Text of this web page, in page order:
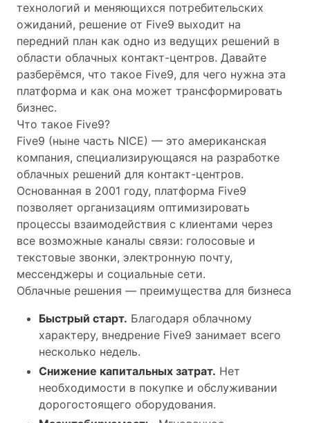
технологий и меняющихся потребительских
ожиданий, решение от Five9 выходит на
передний план как одно из ведущих решений в
области облачных контакт-центров. Давайте
разберёмся, что такое Five9, для чего нужна эта
платформа и как она может трансформировать
бизнес.
Что такое Five9?
Five9 (ныне часть NICE) — это американская
компания, специализирующаяся на разработке
облачных решений для контакт-центров.
Основанная в 2001 году, платформа Five9
позволяет организациям оптимизировать
процессы взаимодействия с клиентами через
все возможные каналы связи: голосовые и
текстовые звонки, электронную почту,
мессенджеры и социальные сети.
Облачные решения — преимущества для бизнеса
Быстрый старт. Благодаря облачному
характеру, внедрение Five9 занимает всего
несколько недель.
Снижение капитальных затрат. Нет
необходимости в покупке и обслуживании
дорогостоящего оборудования.